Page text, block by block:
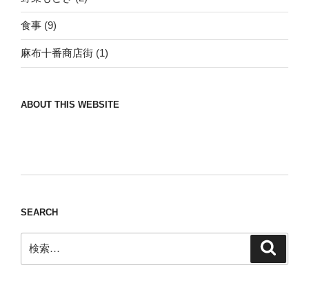
食事 (9)
麻布十番商店街 (1)
ABOUT THIS WEBSITE
SEARCH
索: